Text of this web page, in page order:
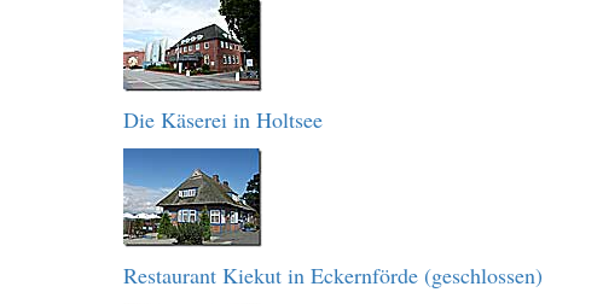
Die Käserei in Holtsee
Restaurant Kiekut in Eckernförde (geschlossen)